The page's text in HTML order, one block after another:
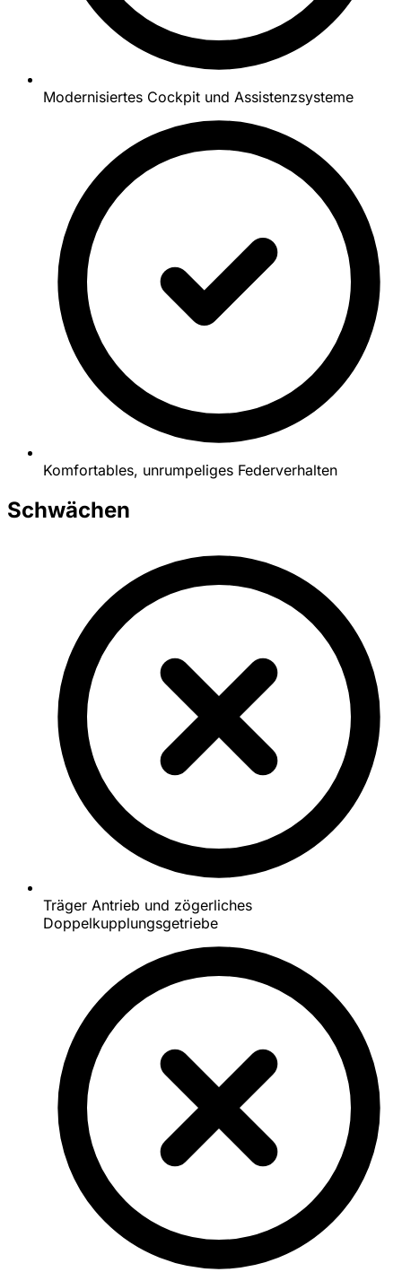
Modernisiertes Cockpit und Assistenzsysteme
Komfortables, unrumpeliges Federverhalten
Schwächen
Träger Antrieb und zögerliches
Doppelkupplungsgetriebe